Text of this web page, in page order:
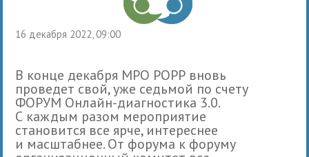
16 декабря 2022, 09:00
В конце декабря МРО РОРР вновь
проведет свой, уже седьмой по счету
ФОРУМ Онлайн-диагностика 3.0.
С каждым разом мероприятие
становится все ярче, интереснее
и масштабнее. От форума к форуму